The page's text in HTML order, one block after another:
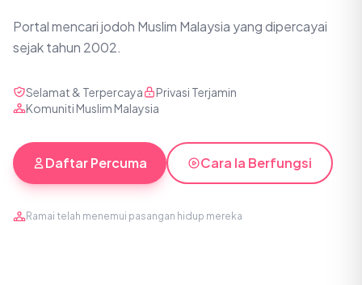
Portal mencari jodoh Muslim Malaysia yang dipercayai
sejak tahun 2002.
Selamat & Terpercaya
Privasi Terjamin
Komuniti Muslim Malaysia
Daftar Percuma Cara Ia Berfungsi
Ramai telah menemui pasangan hidup mereka